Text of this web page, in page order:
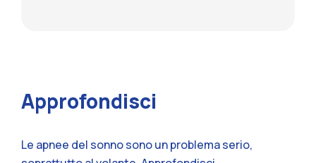
Approfondisci
Le apnee del sonno sono un problema serio,